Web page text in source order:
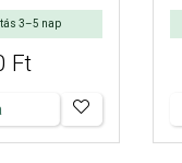
3–5 nap
Ft